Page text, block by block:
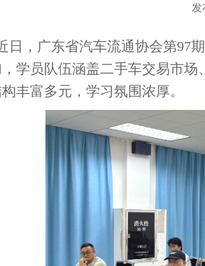
发
日，广东省汽车流通协会第97
学员队伍涵盖二手车交易市场
丰富多元，学习氛围浓厚。